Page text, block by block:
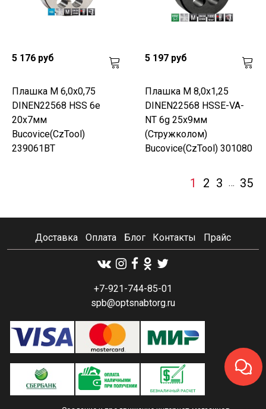
5 176 руб
Плашка М 6,0х0,75
DINEN22568 HSS 6e
20х7мм
Bucovice(CzTool)
239061BT
5 197 руб
Плашка М 8,0х1,25
DINEN22568 HSSE-VA-
NT 6g 25х9мм
(Стружколом)
Bucovice(CzTool) 301080
1 2 3 … 35
Доставка Оплата Блог Контакты Прайс
+7-921-744-85-01
spb@optsnabtorg.ru